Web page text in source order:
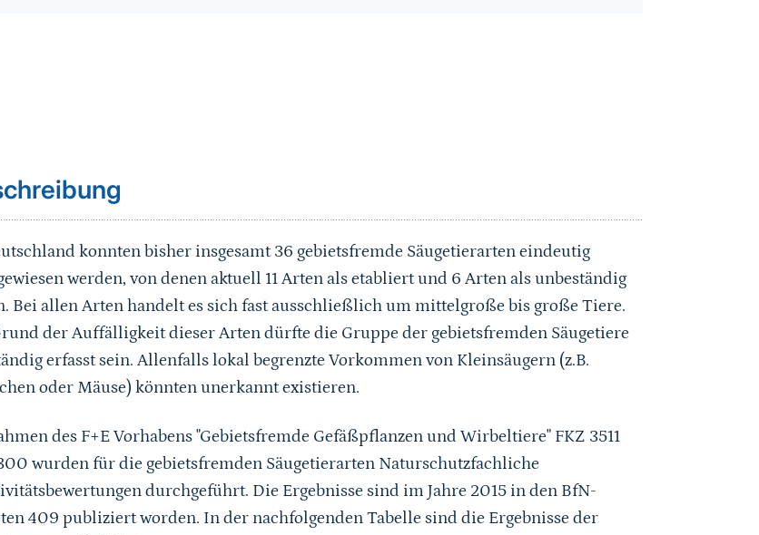
konnten bisher insgesamt 36 gebietsfremde Säugetierarten eindeutig
werden, von denen aktuell 11 Arten als etabliert und 6 Arten als unbeständig
Bei allen Arten handelt es sich fast ausschließlich um mittelgroße bis große Tiere.
der Auffälligkeit dieser Arten dürfte die Gruppe der gebietsfremden Säugetiere
erfasst sein. Allenfalls lokal begrenzte Vorkommen von Kleinsäugern (z.B.
oder Mäuse) könnten unerkannt existieren.
des F+E Vorhabens "Gebietsfremde Gefäßpflanzen und Wirbeltiere" FKZ 3511
wurden für die gebietsfremden Säugetierarten Naturschutzfachliche
durchgeführt. Die Ergebnisse sind im Jahre 2015 in den BfN-
409 publiziert worden. In der nachfolgenden Tabelle sind die Ergebnisse der